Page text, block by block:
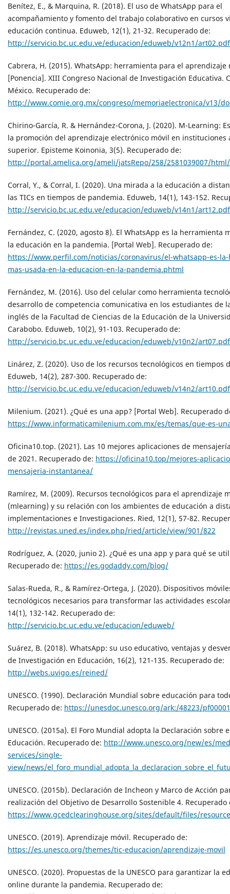
Benítez, E., & Marquina, R. (2018). El uso de WhatsApp para el
acompañamiento y fomento del trabajo colaborativo en cursos
educación continua. Eduweb, 12(1), 21-32. Recuperado de:
http://servicio.bc.uc.edu.ve/educacion/eduweb/v12n1/art02.pdf
Cabrera, H. (2015). WhatsApp: herramienta para el aprendizaje
[Ponencia]. XIII Congreso Nacional de Investigación Educativa.
México. Recuperado de:
http://www.comie.org.mx/congreso/memoriaelectronica/v13/
Chirino-García, R. & Hernández-Corona, J. (2020). M-Learning:
la promoción del aprendizaje electrónico móvil en instituciones
superior. Episteme Koinonia, 3(5). Recuperado de:
http://portal.amelica.org/ameli/jatsRepo/258/2581039007/
Corral, Y., & Corral, I. (2020). Una mirada a la educación a
las TICs en tiempos de pandemia. Eduweb, 14(1), 143-152.
http://servicio.bc.uc.edu.ve/educacion/eduweb/v14n1/art12.pdf
Fernández, C. (2020, agosto 8). El WhatsApp es la herramienta
la educación en la pandemia. [Portal Web]. Recuperado de:
https://www.perfil.com/noticias/coronavirus/el-whatsapp-es-
mas-usada-en-la-educacion-en-la-pandemia.phtml
Fernández, M. (2016). Uso del celular como herramienta
desarrollo de competencia comunicativa en los estudiantes de
inglés de la Facultad de Ciencias de la Educación de la
Carabobo. Eduweb, 10(2), 91-103. Recuperado de:
http://servicio.bc.uc.edu.ve/educacion/eduweb/v10n2/art07.pdf
Linárez, Z. (2020). Uso de los recursos tecnológicos en tiempos
Eduweb, 14(2), 287-300. Recuperado de:
http://servicio.bc.uc.edu.ve/educacion/eduweb/v14n2/art10.pdf
Milenium. (2021). ¿Qué es una app? [Portal Web]. Recuperado
https://www.informaticamilenium.com.mx/es/temas/que-es-
Oficina10.top. (2021). Las 10 mejores aplicaciones de
de 2021. Recuperado de: https://oficina10.top/mejores-
mensajeria-instantanea/
Ramírez, M. (2009). Recursos tecnológicos para el aprendizaje
(mlearning) y su relación con los ambientes de educación a
implementaciones e Investigaciones. Ried, 12(1), 57-82.
http://revistas.uned.es/index.php/ried/article/view/901/822
Rodríguez, A. (2020, junio 2). ¿Qué es una app y para qué se
Recuperado de: https://es.godaddy.com/blog/
Salas-Rueda, R., & Ramírez-Ortega, J. (2020). Dispositivos
tecnológicos necesarios para transformar las actividades
14(1), 132-142. Recuperado de:
http://servicio.bc.uc.edu.ve/educacion/eduweb/
Suárez, B. (2018). WhatsApp: su uso educativo, ventajas y
de Investigación en Educación, 16(2), 121-135. Recuperado de:
http://webs.uvigo.es/reined/
UNESCO. (1990). Declaración Mundial sobre educación para
Recuperado de: https://unesdoc.unesco.org/ark:/48223/
UNESCO. (2015a). El Foro Mundial adopta la Declaración sobre
Educación. Recuperado de: http://www.unesco.org/new/es/
services/single-
view/news/
UNESCO. (2015b). Declaración de Incheon y Marco de Acción
realización del Objetivo de Desarrollo Sostenible 4. Recuperado
https://www.gcedclearinghouse.org/sites/default/files/
UNESCO. (2019). Aprendizaje móvil. Recuperado de:
https://es.unesco.org/themes/tic-educacion/aprendizaje-movil
UNESCO. (2020). Propuestas de la UNESCO para garantizar la
online durante la pandemia. Recuperado de: